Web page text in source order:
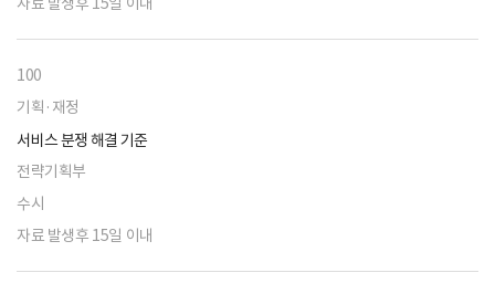
100
기획·재정
서비스 분쟁 해결 기준
전략기획부
수시
자료 발생후 15일 이내